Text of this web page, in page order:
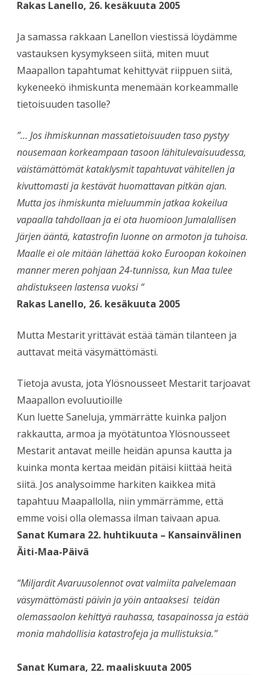
Rakas Lanello, 26. kesäkuuta 2005
Ja samassa rakkaan Lanellon viestissä löydämme
vastauksen kysymykseen siitä, miten muut
Maapallon tapahtumat kehittyvät riippuen siitä,
kykeneekö ihmiskunta menemään korkeammalle
tietoisuuden tasolle?
”… Jos ihmiskunnan massatietoisuuden taso pystyy
nousemaan korkeampaan tasoon lähitulevaisuudessa,
väistämättömät kataklysmit tapahtuvat vähitellen ja
kivuttomasti ja kestävät huomattavan pitkän ajan.
Mutta jos ihmiskunta mieluummin jatkaa kokeilua
vapaalla tahdollaan ja ei ota huomioon Jumalallisen
Järjen ääntä, katastrofin luonne on armoton ja tuhoisa.
Maalle ei ole mitään lähettää koko Euroopan kokoinen
manner meren pohjaan 24-tunnissa, kun Maa tulee
ahdistukseen lastensa vuoksi “
Rakas Lanello, 26. kesäkuuta 2005
Mutta Mestarit yrittävät estää tämän tilanteen ja
auttavat meitä väsymättömästi.
Tietoja avusta, jota Ylösnousseet Mestarit tarjoavat
Maapallon evoluutioille
Kun luette Saneluja, ymmärrätte kuinka paljon
rakkautta, armoa ja myötätuntoa Ylösnousseet
Mestarit antavat meille heidän apunsa kautta ja
kuinka monta kertaa meidän pitäisi kiittää heitä
siitä. Jos analysoimme harkiten kaikkea mitä
tapahtuu Maapallolla, niin ymmärrämme, että
emme voisi olla olemassa ilman taivaan apua.
Sanat Kumara 22. huhtikuuta – Kansainvälinen
Äiti-Maa-Päivä
“Miljardit Avaruusolennot ovat valmiita palvelemaan
väsymättömästi päivin ja yöin antaaksesi teidän
olemassaolon kehittyä rauhassa, tasapainossa ja estää
monia mahdollisia katastrofeja ja mullistuksia.”
Sanat Kumara, 22. maaliskuuta 2005